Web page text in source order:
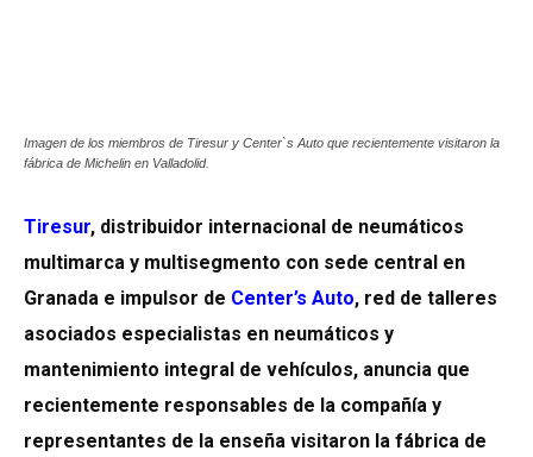
Imagen de los miembros de Tiresur y Center`s Auto que recientemente visitaron la
fábrica de Michelin en Valladolid.
Tiresur, distribuidor internacional de neumáticos
multimarca y multisegmento con sede central en
Granada e impulsor de Center’s Auto, red de talleres
asociados especialistas en neumáticos y
mantenimiento integral de vehículos, anuncia que
recientemente responsables de la compañía y
representantes de la enseña visitaron la fábrica de